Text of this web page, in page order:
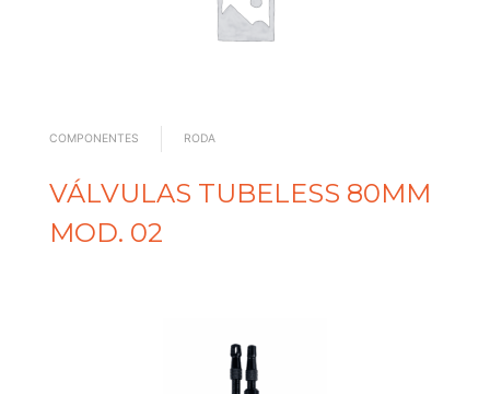
COMPONENTES RODA
VÁLVULAS TUBELESS 80MM
MOD. 02